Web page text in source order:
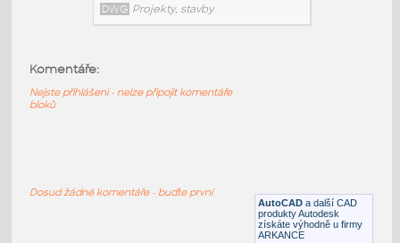
DWG Projekty, stavby
DWG
Projekty, stavby AutoCAD a další CAD
produkty Autodesk
získáte výhodně u firmy
ARKANCE
Komentáře:
Nejste přihlášeni - nelze připojit komentáře
bloků
Dosud žádné komentáře - buďte první